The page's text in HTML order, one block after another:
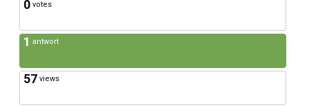
0 votes
1 antwort
57 views